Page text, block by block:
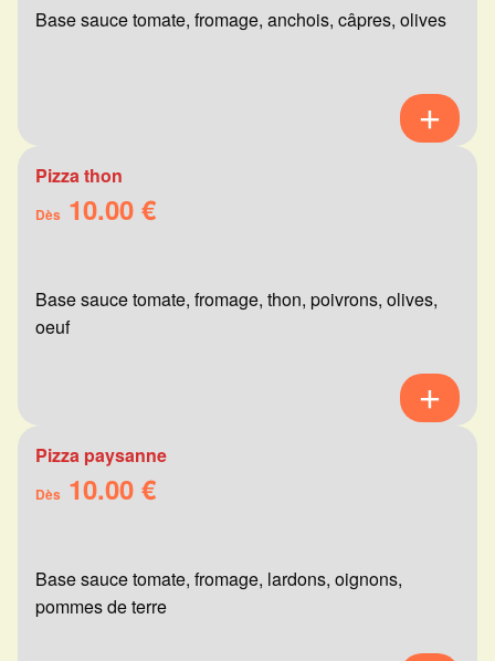
Base sauce tomate, fromage, anchois, câpres, olives
Pizza thon
Dès 10.00 €
Base sauce tomate, fromage, thon, poivrons, olives,
oeuf
Pizza paysanne
Dès 10.00 €
Base sauce tomate, fromage, lardons, oignons,
pommes de terre